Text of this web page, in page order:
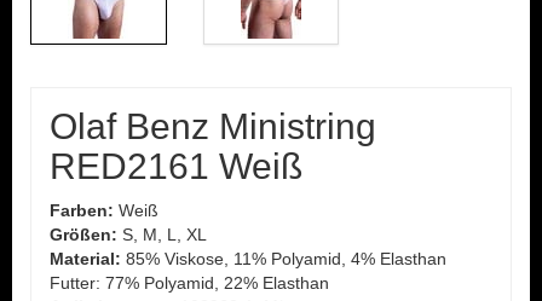
Olaf Benz Ministring
RED2161 Weiß
Farben: Weiß
Größen: S, M, L, XL
Material: 85% Viskose, 11% Polyamid, 4% Elasthan
Futter: 77% Polyamid, 22% Elasthan